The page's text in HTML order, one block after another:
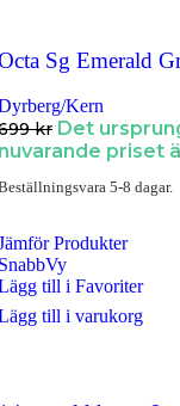
Sg Emerald
Kern
kr Det
priset
5-8 dagar.
Produkter
till i Favoriter
till i varukorg